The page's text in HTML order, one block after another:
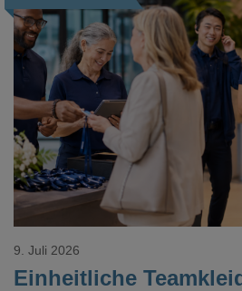
Loading...
Einheitliche
9. Juli 2026